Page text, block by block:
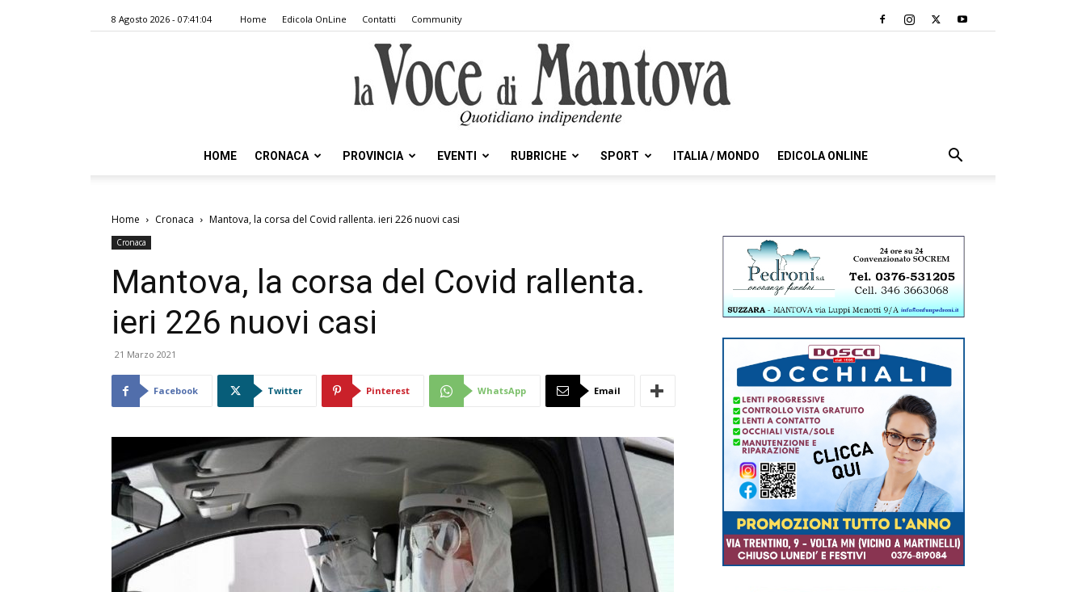
8 Agosto 2026 - 07:41:04 Home Edicola OnLine Contatti Community
Voce
Mantova
HOME CRONACA PROVINCIA EVENTI RUBRICHE SPORT ITALIA / MONDO EDICOLA ONLINE
Home Cronaca Mantova, la corsa del Covid rallenta. ieri 226 nuovi casi
Cronaca
Mantova, la corsa del Covid rallenta.
ieri 226 nuovi casi
21 Marzo 2021
Facebook Twitter Pinterest WhatsApp Email